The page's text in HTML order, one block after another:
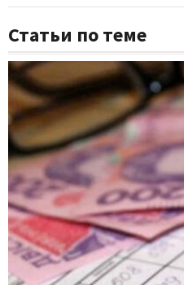
Статьи по теме